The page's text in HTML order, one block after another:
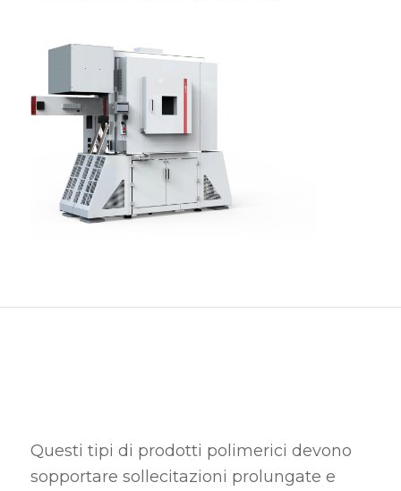
Questi tipi di prodotti polimerici devono
sopportare sollecitazioni prolungate e